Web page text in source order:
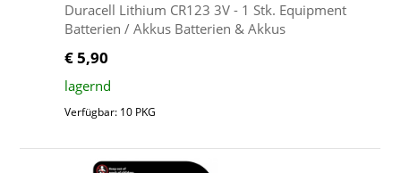
Duracell Lithium CR123 3V - 1 Stk. Equipment
Batterien / Akkus Batterien & Akkus
€ 5,90
lagernd
Verfügbar: 10 PKG